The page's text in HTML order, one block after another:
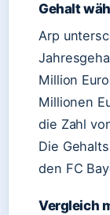
Gehalt
Arp
Million
Millionen
die Zahl
Die
den FC
Vergleich